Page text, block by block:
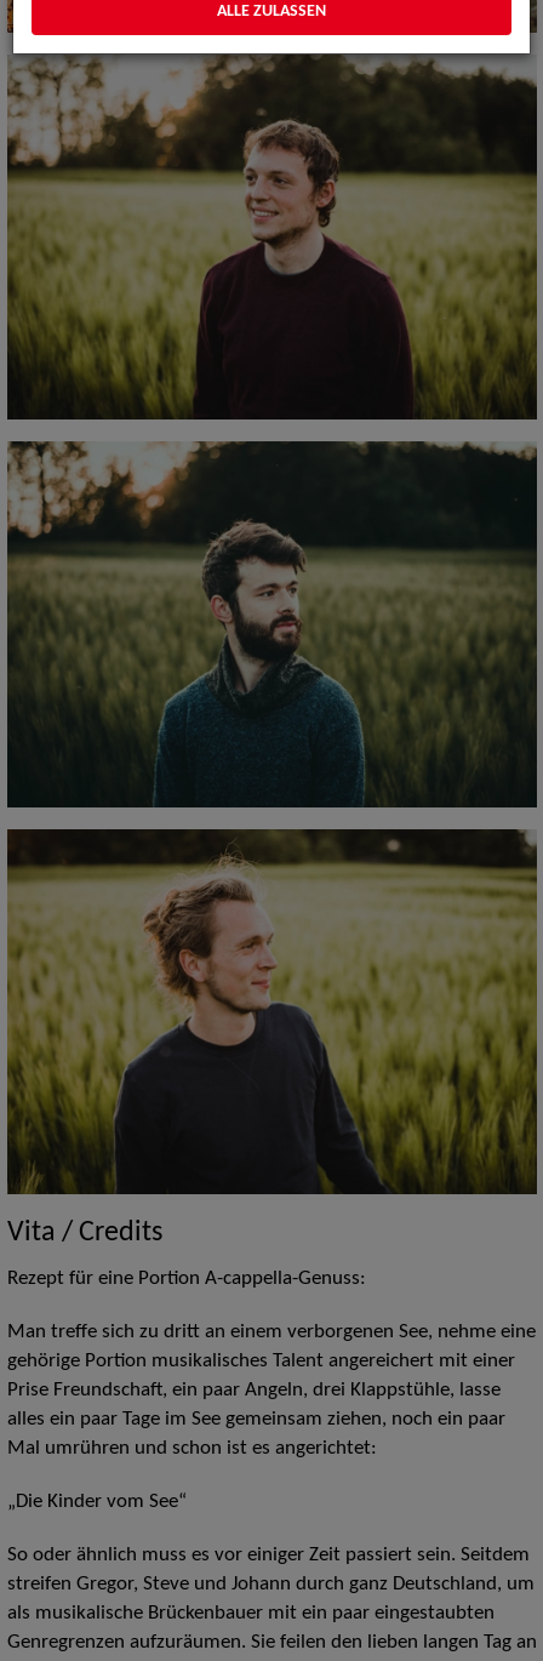
Vita / Credits
Rezept für eine Portion A-cappella-Genuss:
Man treffe sich zu dritt an einem verborgenen See, nehme eine
gehörige Portion musikalisches Talent angereichert mit einer
Prise Freundschaft, ein paar Angeln, drei Klappstühle, lasse
alles ein paar Tage im See gemeinsam ziehen, noch ein paar
Mal umrühren und schon ist es angerichtet:
„Die Kinder vom See“
So oder ähnlich muss es vor einiger Zeit passiert sein. Seitdem
streifen Gregor, Steve und Johann durch ganz Deutschland, um
als musikalische Brückenbauer mit ein paar eingestaubten
Genregrenzen aufzuräumen. Sie feilen den lieben langen Tag an
ALLE ZULASSEN